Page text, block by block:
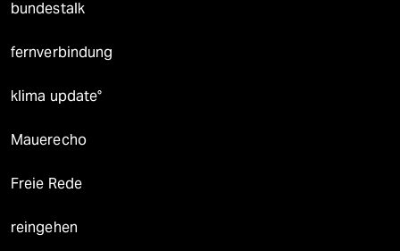
bundestalk
fernverbindung
klima update°
Mauerecho
Freie Rede
reingehen